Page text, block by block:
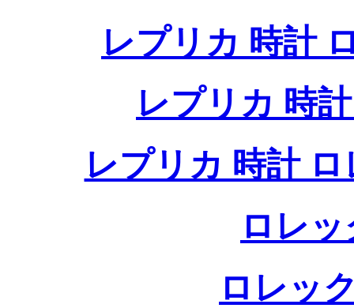
レプリカ 時計
レプリカ 時
レプリカ 時計
ロレ
ロレッ